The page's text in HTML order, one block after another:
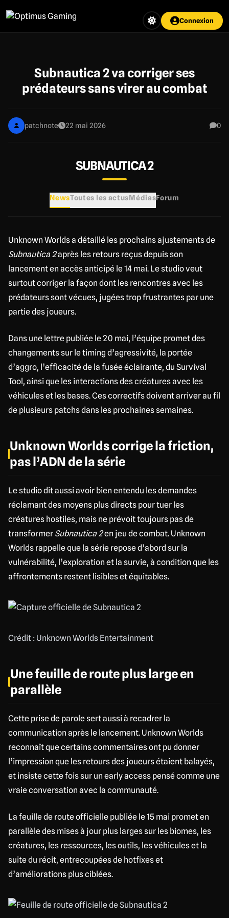
au
contenu
Connexion
Subnautica 2 va corriger ses
prédateurs sans virer au combat
patchnote 22 mai 2026 0
SUBNAUTICA 2
NewsToutes les actusMédiasForum
Unknown Worlds a détaillé les prochains ajustements de
Subnautica 2après les retours reçus depuis son
lancement en accès anticipé le 14 mai. Le studio veut
surtout corriger la façon dont les rencontres avec les
prédateurs sont vécues, jugées trop frustrantes par une
partie des joueurs.
Dans une lettre publiée le 20 mai, l’équipe promet des
changements sur le timing d’agressivité, la portée
d’aggro, l’efficacité de la fusée éclairante, du Survival
Tool, ainsi que les interactions des créatures avec les
véhicules et les bases. Ces correctifs doivent arriver au fil
de plusieurs patchs dans les prochaines semaines.
Unknown Worlds corrige la friction,
pas l’ADN de la série
Le studio dit aussi avoir bien entendu les demandes
réclamant des moyens plus directs pour tuer les
créatures hostiles, mais ne prévoit toujours pas de
transformer Subnautica 2en jeu de combat. Unknown
Worlds rappelle que la série repose d’abord sur la
vulnérabilité, l’exploration et la survie, à condition que les
affrontements restent lisibles et équitables.
Crédit : Unknown Worlds Entertainment
Une feuille de route plus large en
parallèle
Cette prise de parole sert aussi à recadrer la
communication après le lancement. Unknown Worlds
reconnaît que certains commentaires ont pu donner
l’impression que les retours des joueurs étaient balayés,
et insiste cette fois sur un early access pensé comme une
vraie conversation avec la communauté.
La feuille de route officielle publiée le 15 mai promet en
parallèle des mises à jour plus larges sur les biomes, les
créatures, les ressources, les outils, les véhicules et la
suite du récit, entrecoupées de hotfixes et
d’améliorations plus ciblées.